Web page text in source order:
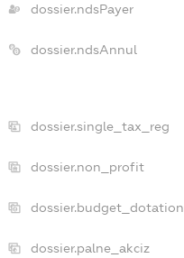
dossier.ndsPayer
dossier.ndsAnnul
dossier.single_tax_reg
dossier.non_profit
dossier.budget_dotation
dossier.palne_akciz